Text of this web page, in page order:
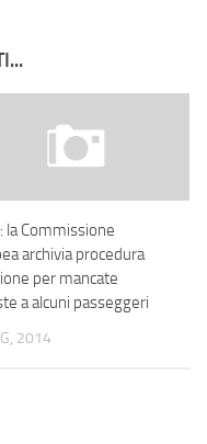
la Commissione
archivia procedura
per mancate
a alcuni passeggeri
2014